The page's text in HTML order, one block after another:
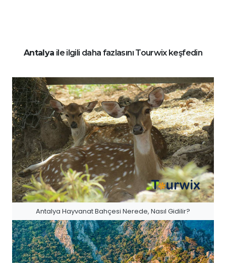
Antalya ile ilgili daha fazlasını Tourwix keşfedin
Antalya Hayvanat Bahçesi Nerede, Nasıl Gidilir?